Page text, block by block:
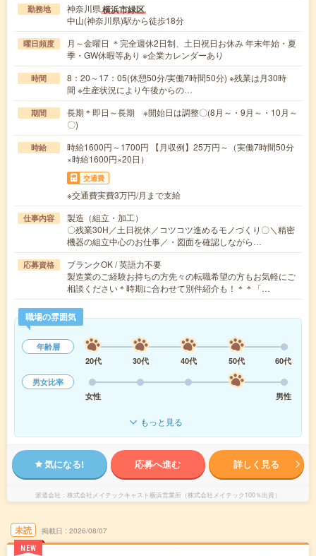
勤務地 神奈川県横浜市緑区
中山(神奈川県)駅から徒歩18分
曜日頻度
月～金曜日 ＊完全週休2日制、土日祝日お休み 年末年始・夏
季・GW休暇等あり ※企業カレンダーあり
時間
8：20～17：05(休憩50分/実働7時間50分) ※残業は月30時
間 ※生産状況により午後からの…
期間
長期＊即日～長期 ※開始日は調整〇(8月～・9月～・10月～
〇)
時給
時給1600円～1700円 【月収例】25万円～（実働7時間50分
×時給1600円×20日）
交通費
※交通費実費3万円/月まで支給
仕事内容
製造（組立・加工）
〇残業30H／土日祝休／コツコツ進めるモノづくり〇＼精密
機器の組立中心のお仕事／・図面を確認しながら…
応募資格
ブランクOK / 英語力不要
製造業のご経験お持ちの方先々の転職希望の方もお気軽にご
相談ください＊時期に合わせて別件紹介も！＊＊「…
職場の雰囲気
年齢層
20代
30代 40代 50代
60代
男女比率
女性
男性
もっと見る
気になる! 応募へ進む 詳しく見る
派遣会社 株式会社メイテックキャスト横浜営業所（株式会社メイテック100％出資）
未読
NEW
掲載日 2026/08/07